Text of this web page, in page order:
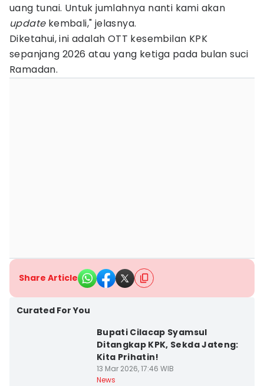
uang tunai. Untuk jumlahnya nanti kami akan
updatekembali," jelasnya.
Diketahui, ini adalah OTT kesembilan KPK
sepanjang 2026 atau yang ketiga pada bulan suci
Ramadan.
Share Article
Curated For You
Bupati Cilacap Syamsul
Ditangkap KPK, Sekda Jateng:
Kita Prihatin!
13 Mar 2026, 17:46 WIB
News